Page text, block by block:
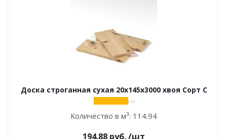
Доска строганная сухая 20х145х3000 хвоя Сорт С
( 2 )
Количество в м³: 114.94
194.88 руб./шт